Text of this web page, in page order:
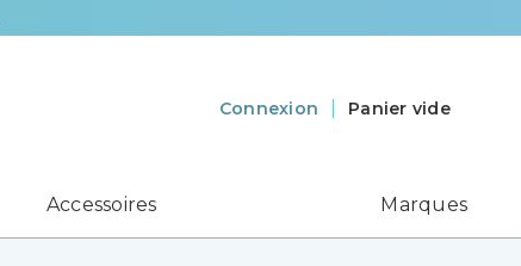
Connexion Panier vide
Accessoires Marques